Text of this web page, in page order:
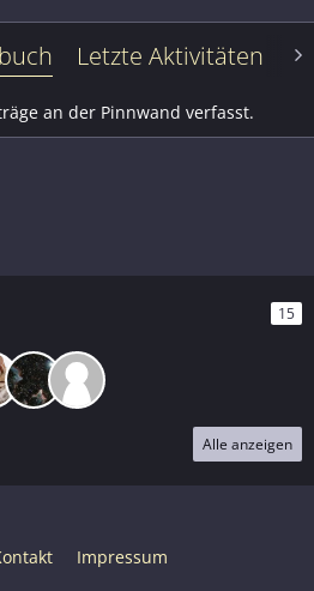
Letzte Aktivitäten
an der Pinnwand verfasst.
15
Alle anzeigen
Impressum